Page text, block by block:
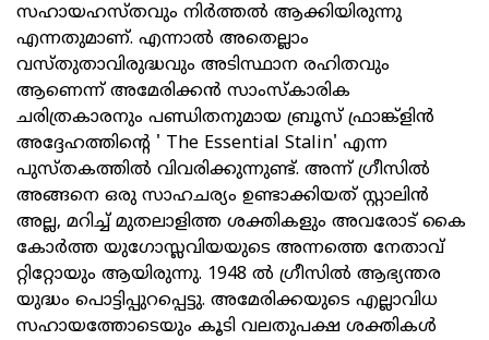
സഹായഹസ്തവും നിർത്തൽ ആക്കിയിരുന്നു
എന്നതുമാണ്. എന്നാൽ അതെല്ലാം
വസ്തുതാവിരുദ്ധവും അടിസ്ഥാന രഹിതവും
ആണെന്ന് അമേരിക്കൻ സാംസ്‌കാരിക
ചരിത്രകാരനും പണ്ഡിതനുമായ ബ്രൂസ് ഫ്രാങ്ക്ളിൻ
അദ്ദേഹത്തിന്റെ ' The Essential Stalin' എന്ന
പുസ്തകത്തിൽ വിവരിക്കുന്നുണ്ട്. അന്ന് ഗ്രീസിൽ
അങ്ങനെ ഒരു സാഹചര്യം ഉണ്ടാക്കിയത് സ്റ്റാലിൻ
അല്ല, മറിച്ച് മുതലാളിത്ത ശക്തികളും അവരോട് കൈ
കോർത്ത യുഗോസ്ലവിയയുടെ അന്നത്തെ നേതാവ്
റ്റിറ്റോയും ആയിരുന്നു. 1948 ൽ ഗ്രീസിൽ ആഭ്യന്തര
യുദ്ധം പൊട്ടിപ്പുറപ്പെട്ടു. അമേരിക്കയുടെ എല്ലാവിധ
സഹായത്തോടെയും കൂടി വലതുപക്ഷ ശക്തികൾ